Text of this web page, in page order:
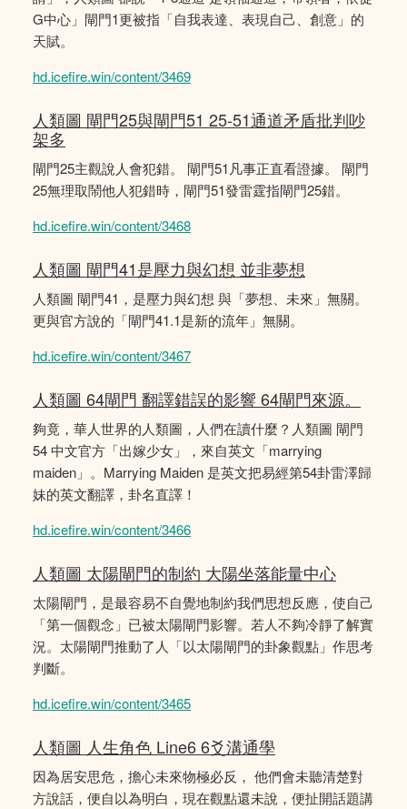
G中心」閘門1更被指「自我表達、表現自己、創意」的
天賦。
hd.icefire.win/content/3469
人類圖 閘門25與閘門51 25-51通道矛盾批判吵
架多
閘門25主觀說人會犯錯。 閘門51凡事正直看證據。 閘門
25無理取鬧他人犯錯時，閘門51發雷霆指閘門25錯。
hd.icefire.win/content/3468
人類圖 閘門41是壓力與幻想 並非夢想
人類圖 閘門41，是壓力與幻想 與「夢想、未來」無關。
更與官方說的「閘門41.1是新的流年」無關。
hd.icefire.win/content/3467
人類圖 64閘門 翻譯錯誤的影響 64閘門來源。
夠竟，華人世界的人類圖，人們在讀什麼？人類圖 閘門
54 中文官方「出嫁少女」，來自英文「marrying
maiden」。Marrying Maiden 是英文把易經第54卦雷澤歸
妹的英文翻譯，卦名直譯！
hd.icefire.win/content/3466
人類圖 太陽閘門的制約 大陽坐落能量中心
太陽閘門，是最容易不自覺地制約我們思想反應，使自己
「第一個觀念」已被太陽閘門影響。若人不夠冷靜了解實
況。太陽閘門推動了人「以太陽閘門的卦象觀點」作思考
判斷。
hd.icefire.win/content/3465
人類圖 人生角色 Line6 6爻溝通學
因為居安思危，擔心未來物極必反， 他們會未聽清楚對
方說話，便自以為明白，現在觀點還未說，便扯開話題講